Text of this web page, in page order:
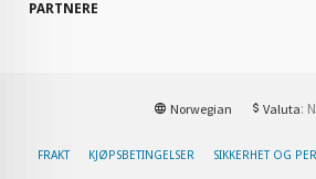
PARTNERE
Norwegian Valuta:
FRAKT KJØPSBETINGELSER SIKKERHET OG